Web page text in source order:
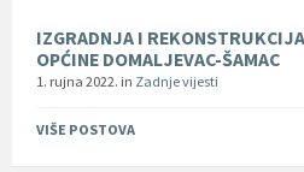
IZGRADNJA I
OPĆINE DOMALJEVAC-ŠAMAC
1. rujna 2022. in Zadnje vijesti
VIŠE POSTOVA